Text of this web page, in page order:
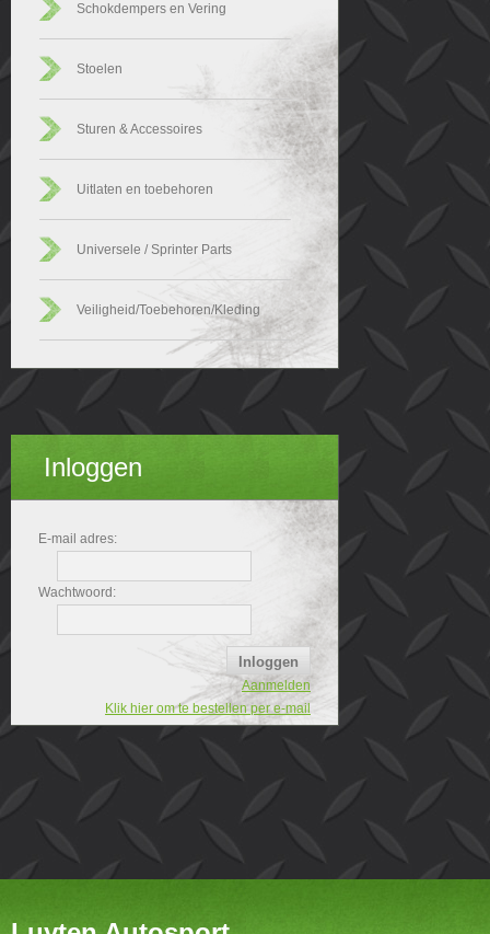
Schokdempers en Vering
Stoelen
Sturen & Accessoires
Uitlaten en toebehoren
Universele / Sprinter Parts
Veiligheid/Toebehoren/Kleding
Inloggen
E-mail adres:
Wachtwoord:
Aanmelden
Klik hier om te bestellen per e-mail